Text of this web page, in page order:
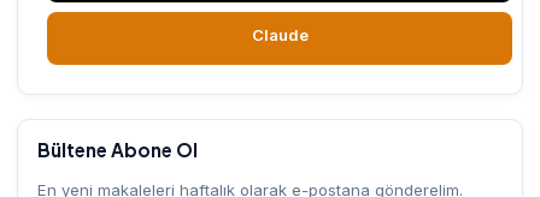
Claude
Bültene Abone Ol
En yeni makaleleri haftalık olarak e-postana gönderelim.